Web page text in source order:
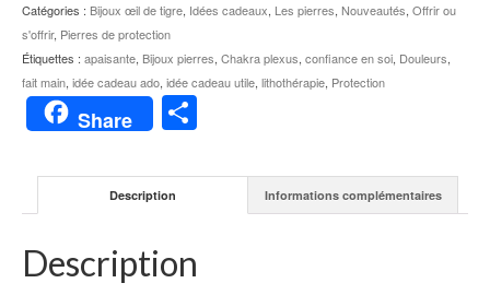
Catégories : Bijoux œil de tigre, Idées cadeaux, Les pierres, Nouveautés, Offrir ou
s'offrir, Pierres de protection
Étiquettes : apaisante, Bijoux pierres, Chakra plexus, confiance en soi, Douleurs,
fait main, idée cadeau ado, idée cadeau utile, lithothérapie, Protection
Share
Description Informations complémentaires
Description